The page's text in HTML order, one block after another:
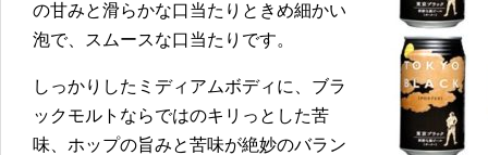
の甘みと滑らかな口当たりときめ細かい
泡で、スムースな口当たりです。
しっかりしたミディアムボディに、ブラ
ックモルトならではのキリっとした苦
味、ホップの旨みと苦味が絶妙のバラン